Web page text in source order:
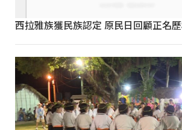
西拉雅族獲民族認定 原民日回顧正名